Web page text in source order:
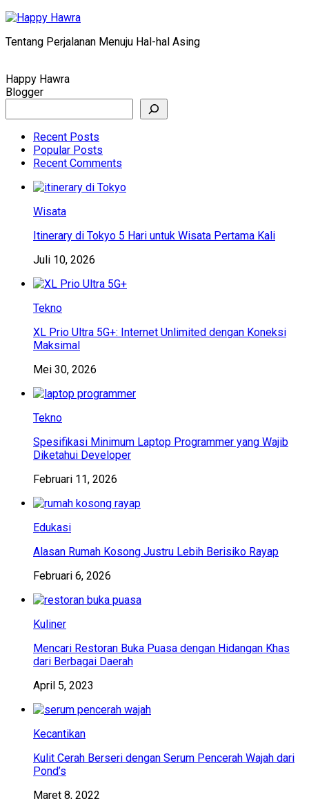
Skip
content
Tentang Perjalanan Menuju Hal-hal Asing
Happy Hawra
Blogger
Recent Posts
Popular Posts
Recent Comments
Wisata
Itinerary di Tokyo 5 Hari untuk Wisata Pertama Kali
Juli 10, 2026
Tekno
XL Prio Ultra 5G+: Internet Unlimited dengan Koneksi
Maksimal
Mei 30, 2026
Tekno
Spesifikasi Minimum Laptop Programmer yang Wajib
Diketahui Developer
Februari 11, 2026
Edukasi
Alasan Rumah Kosong Justru Lebih Berisiko Rayap
Februari 6, 2026
Kuliner
Mencari Restoran Buka Puasa dengan Hidangan Khas
dari Berbagai Daerah
April 5, 2023
Kecantikan
Kulit Cerah Berseri dengan Serum Pencerah Wajah dari
Pond’s
Maret 8, 2022